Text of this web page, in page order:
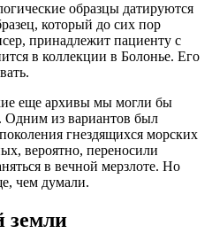
образцы датируются
который до сих пор
принадлежит пациенту с
в коллекции в Болонье. Его
еще архивы мы могли бы
Одним из вариантов был
гнездящихся морских
вероятно, переносили
в вечной мерзлоте. Но
чем думали.
земли